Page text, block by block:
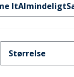
ItAlmindeligt
Størrelse